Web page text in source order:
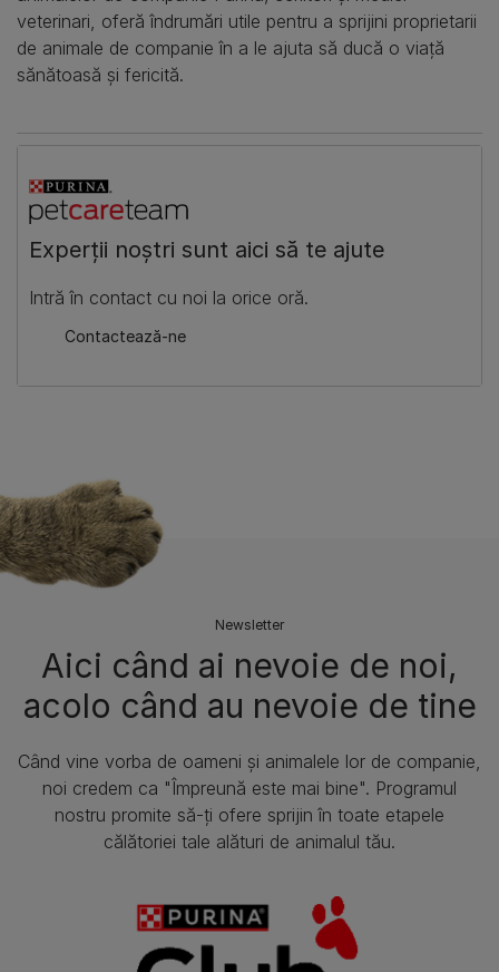
veterinari, oferă îndrumări utile pentru a sprijini proprietarii
de animale de companie în a le ajuta să ducă o viață
sănătoasă și fericită.
​Experții noștri sunt aici să te ajute
​Intră în contact cu noi la orice oră.
​Contactează-ne
Newsletter
Aici când ai nevoie de noi,
acolo când au nevoie de tine​
Când vine vorba de oameni și animalele lor de companie,
noi credem ca "Împreună este mai bine". Programul
nostru promite să-ți ofere sprijin în toate etapele
călătoriei tale alături de animalul tău.